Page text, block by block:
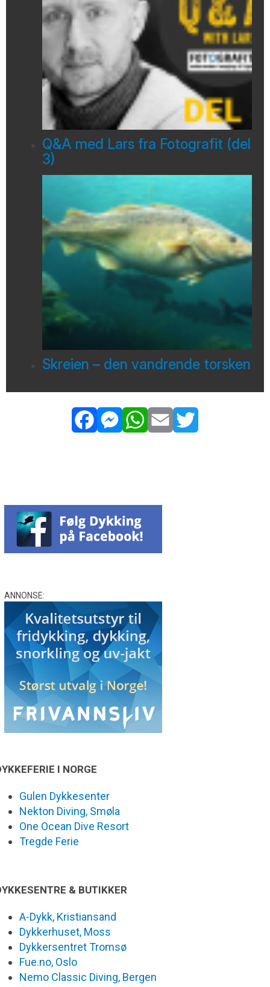
Q&A med Lars fra Fotografit (del
3)
Skreien – den vandrende torsken
ANNONSE:
I NORGE
Gulen Dykkesenter
Nekton Diving, Smøla
One Ocean Dive Resort
Tregde Ferie
& BUTIKKER
A-Dykk, Kristiansand
Dykkerhuset, Moss
Dykkersentret Tromsø
Fue.no, Oslo
Nemo Classic Diving, Bergen